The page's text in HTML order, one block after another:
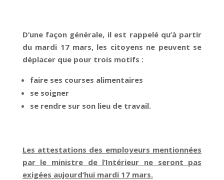
D’une façon générale, il est rappelé qu’à partir
du mardi 17 mars, les citoyens ne peuvent se
déplacer que pour trois motifs :
faire ses courses alimentaires
se soigner
se rendre sur son lieu de travail.
Les attestations des employeurs mentionnées
par le ministre de l’Intérieur ne seront pas
exigées aujourd’hui mardi 17 mars.